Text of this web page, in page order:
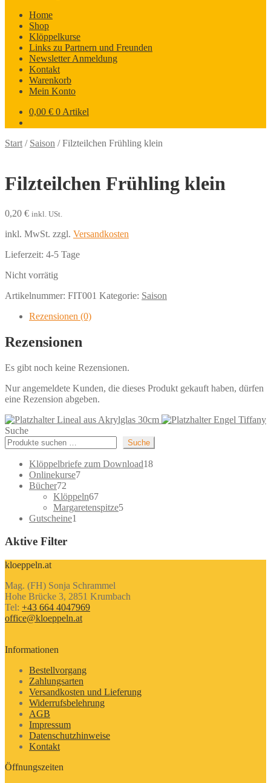
Home
Shop
Klöppelkurse
Links zu Partnern und Freunden
Newsletter Anmeldung
Kontakt
Warenkorb
Mein Konto
0,00 € 0 Artikel
Start / Saison /Filzteilchen Frühling klein
Filzteilchen Frühling klein
0,20 € inkl. USt.
inkl. MwSt. zzgl. Versandkosten
Lieferzeit: 4-5 Tage
Nicht vorrätig
Artikelnummer: FIT001 Kategorie: Saison
Rezensionen (0)
Rezensionen
Es gibt noch keine Rezensionen.
Nur angemeldete Kunden, die dieses Produkt gekauft haben, dürfen
eine Rezension abgeben.
Lineal aus Akrylglas 30cm
Engel Tiffany
Suche
Suche
Klöppelbriefe zum Download1818
Onlinekurse77
Bücher72
Produkte
Klöppeln6767
Produkte
Margaretenspitze55
Gutscheine1
Aktive Filter
kloeppeln.at
Mag. (FH) Sonja Schrammel
Hohe Brücke 3, 2851 Krumbach
Tel: +43 664 4047969
office@kloeppeln.at
Informationen
Bestellvorgang
Zahlungsarten
Versandkosten und Lieferung
Widerrufsbelehrung
AGB
Impressum
Datenschutzhinweise
Kontakt
Öffnungszeiten